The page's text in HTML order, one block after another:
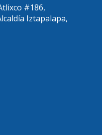
#186,
Iztapalapa,